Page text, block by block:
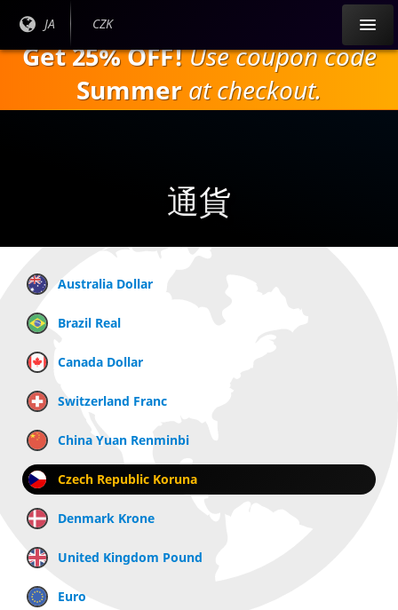
へ
キ
現在
語：
JA
現在
貨：
CZK
Get 25% OFF!Use coupon code
Summer at checkout.
通貨
Australia Dollar
Brazil Real
Canada Dollar
Switzerland Franc
China Yuan Renminbi
Czech Republic Koruna
Denmark Krone
United Kingdom Pound
Euro